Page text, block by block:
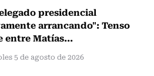
presidencial
arrancando": Tenso
entre Matías...
5 de agosto de 2026